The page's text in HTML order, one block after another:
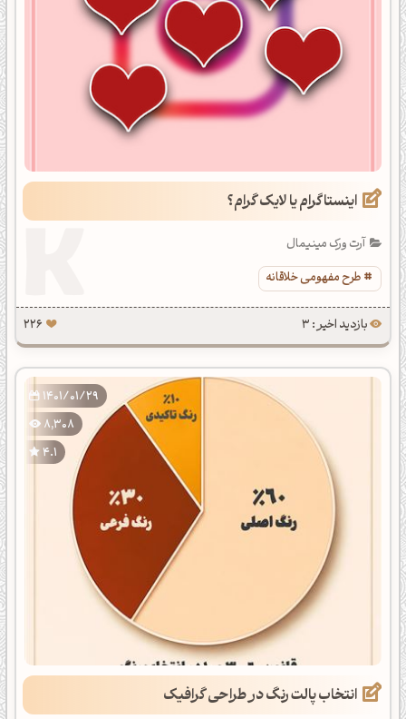
اینستاگرام یا لایک گرام؟
آرت ورک مینیمال
طرح مفهومی خلاقانه
بازدید اخیر : 3 226
1401/01/29
8,308
4.1
انتخاب پالت رنگ در طراحی گرافیک